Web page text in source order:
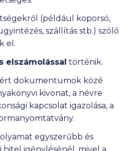
(például koporsó,
szállítás stb.) szóló
el.
elszámolással történik.
dokumentumok közé
kivonat, a névre
kapcsolat igazolása, a
egyszerűbb és